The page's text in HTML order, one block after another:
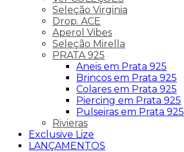
Seleção Virginia
Drop. ACE
Aperol Vibes
Seleção Mirella
PRATA 925
Aneis em Prata 925
Brincos em Prata 925
Colares em Prata 925
Piercing em Prata 925
Pulseiras em Prata 925
Rivieras
Exclusive Lize
LANÇAMENTOS